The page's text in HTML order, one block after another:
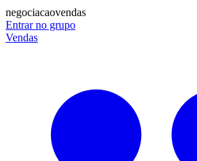
negociacaovendas
Entrar no grupo
Vendas